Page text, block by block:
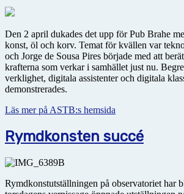
Den 2 april dukades det upp för Pub Brahe
konst, öl och korv. Temat för kvällen var
och Jorge de Sousa Pires började med att
krafterna som verkar i samhället just nu.
verklighet, digitala assistenter och digitala
demonstrerades.
Läs mer på ASTB:s hemsida
Rymdkonsten succé
Rymdkonstutställningen på observatoriet har